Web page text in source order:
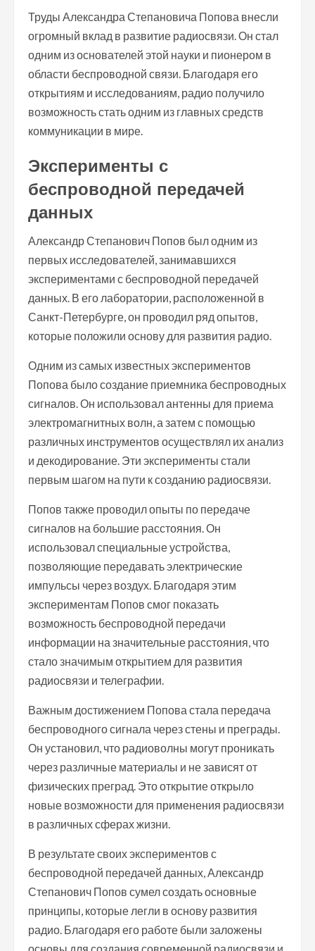
Труды Александра Степановича Попова внесли
огромный вклад в развитие радиосвязи. Он стал
одним из основателей этой науки и пионером в
области беспроводной связи. Благодаря его
открытиям и исследованиям, радио получило
возможность стать одним из главных средств
коммуникации в мире.
Эксперименты с
беспроводной передачей
данных
Александр Степанович Попов был одним из
первых исследователей, занимавшихся
экспериментами с беспроводной передачей
данных. В его лаборатории, расположенной в
Санкт-Петербурге, он проводил ряд опытов,
которые положили основу для развития радио.
Одним из самых известных экспериментов
Попова было создание приемника беспроводных
сигналов. Он использовал антенны для приема
электромагнитных волн, а затем с помощью
различных инструментов осуществлял их анализ
и декодирование. Эти эксперименты стали
первым шагом на пути к созданию радиосвязи.
Попов также проводил опыты по передаче
сигналов на большие расстояния. Он
использовал специальные устройства,
позволяющие передавать электрические
импульсы через воздух. Благодаря этим
экспериментам Попов смог показать
возможность беспроводной передачи
информации на значительные расстояния, что
стало значимым открытием для развития
радиосвязи и телеграфии.
Важным достижением Попова стала передача
беспроводного сигнала через стены и преграды.
Он установил, что радиоволны могут проникать
через различные материалы и не зависят от
физических преград. Это открытие открыло
новые возможности для применения радиосвязи
в различных сферах жизни.
В результате своих экспериментов с
беспроводной передачей данных, Александр
Степанович Попов сумел создать основные
принципы, которые легли в основу развития
радио. Благодаря его работе были заложены